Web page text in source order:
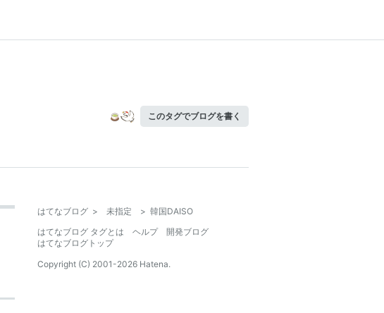
このタグでブログを書く
はてなブログ > 未指定 > 韓国DAISO
はてなブログ タグとは
ヘルプ
開発ブログ
はてなブログトップ
Copyright (C) 2001-2026 Hatena.